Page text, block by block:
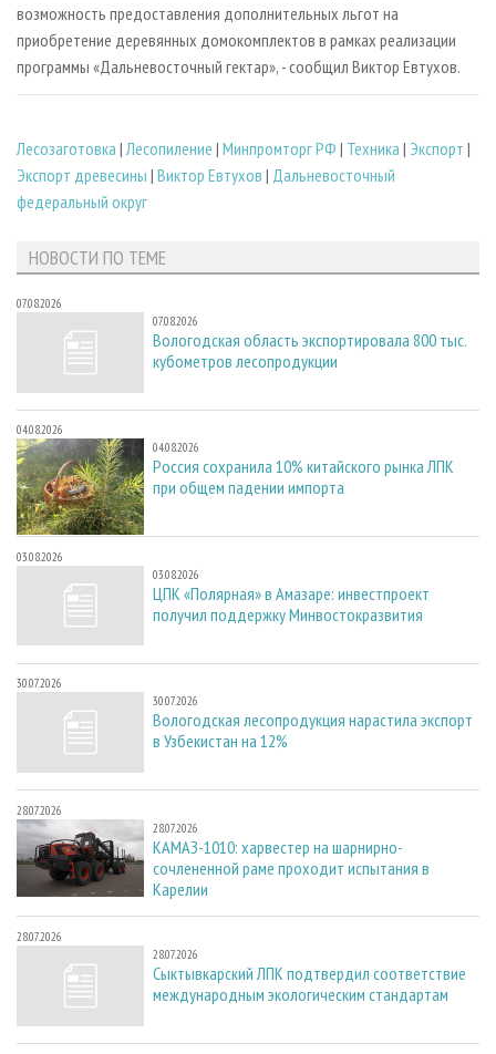
возможность предоставления дополнительных льгот на
приобретение деревянных домокомплектов в рамках реализации
программы «Дальневосточный гектар», - сообщил Виктор Евтухов.
Лесозаготовка |Лесопиление | Минпромторг РФ | Техника | Экспорт |
Экспорт древесины | Виктор Евтухов | Дальневосточный
федеральный округ
НОВОСТИ ПО ТЕМЕ
07.08.2026
07.08.2026
Вологодская область экспортировала 800 тыс.
кубометров лесопродукции
04.08.2026
04.08.2026
Россия сохранила 10% китайского рынка ЛПК
при общем падении импорта
03.08.2026
03.08.2026
ЦПК «Полярная» в Амазаре: инвестпроект
получил поддержку Минвостокразвития
30.07.2026
30.07.2026
Вологодская лесопродукция нарастила экспорт
в Узбекистан на 12%
28.07.2026
28.07.2026
КАМАЗ-1010: харвестер на шарнирно-
сочлененной раме проходит испытания в
Карелии
28.07.2026
28.07.2026
Сыктывкарский ЛПК подтвердил соответствие
международным экологическим стандартам